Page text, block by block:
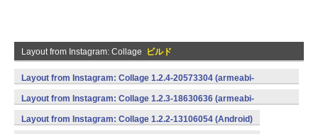
Layout from Instagram: Collage ビルド
Layout from Instagram: Collage 1.2.4-20573304 (armeabi-
v7a) (Android)
Layout from Instagram: Collage 1.2.3-18630636 (armeabi-
v7a,x86) (Android)
Layout from Instagram: Collage 1.2.2-13106054 (Android)